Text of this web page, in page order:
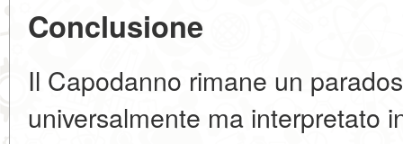
Conclusione
Il Capodanno rimane un
universalmente ma interpretato